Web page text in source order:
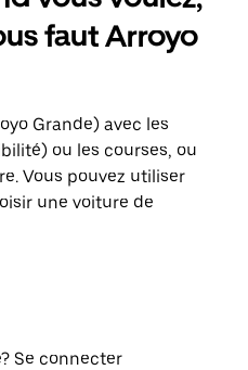
faut Arroyo
Grande) avec les
ou les courses, ou
Vous pouvez utiliser
une voiture de
Se connecter